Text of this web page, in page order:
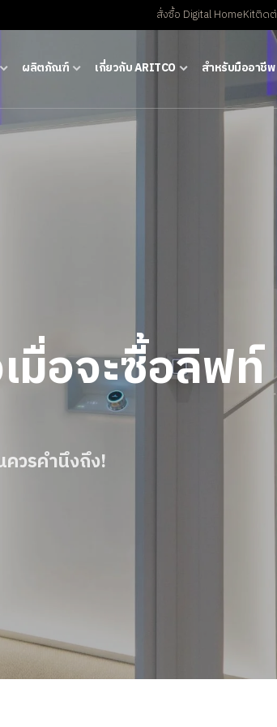
สั่งซื้อ Digital HomeKitติดต่
ผลิตภัณฑ์ เกี่ยวกับ ARITCO สําหรับมืออาชีพ
มื่อจะซื้อลิฟท์
วรคำนึงถึง!